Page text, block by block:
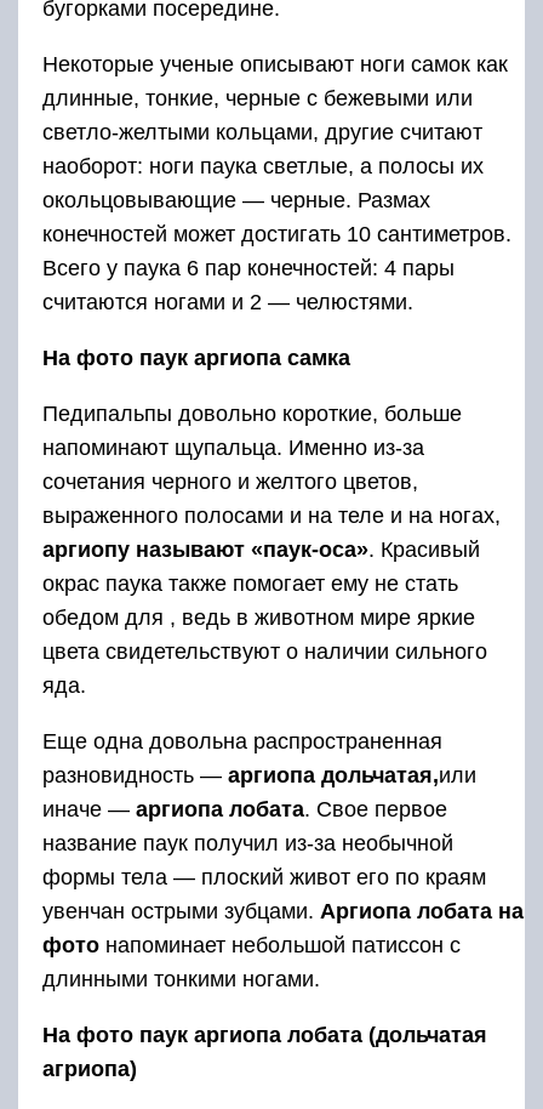
бугорками посередине.
Некоторые ученые описывают ноги самок как
длинные, тонкие, черные с бежевыми или
светло-желтыми кольцами, другие считают
наоборот: ноги паука светлые, а полосы их
окольцовывающие — черные. Размах
конечностей может достигать 10 сантиметров.
Всего у паука 6 пар конечностей: 4 пары
считаются ногами и 2 — челюстями.
На фото паук аргиопа самка
Педипальпы довольно короткие, больше
напоминают щупальца. Именно из-за
сочетания черного и желтого цветов,
выраженного полосами и на теле и на ногах,
аргиопу называют «паук-оса». Красивый
окрас паука также помогает ему не стать
обедом для , ведь в животном мире яркие
цвета свидетельствуют о наличии сильного
яда.
Еще одна довольна распространенная
разновидность — аргиопа дольчатая,или
иначе — аргиопа лобата. Свое первое
название паук получил из-за необычной
формы тела — плоский живот его по краям
увенчан острыми зубцами. Аргиопа лобата на
фото напоминает небольшой патиссон с
длинными тонкими ногами.
На фото паук аргиопа лобата (дольчатая
агриопа)